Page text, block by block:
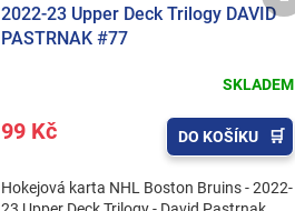
2022-23 Upper Deck Trilogy DAVID
PASTRNAK #77
SKLADEM
99 Kč DO KOŠÍKU
Hokejová karta NHL Boston Bruins - 2022-